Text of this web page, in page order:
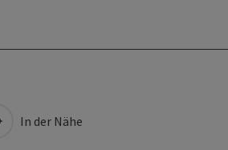
In der Nähe